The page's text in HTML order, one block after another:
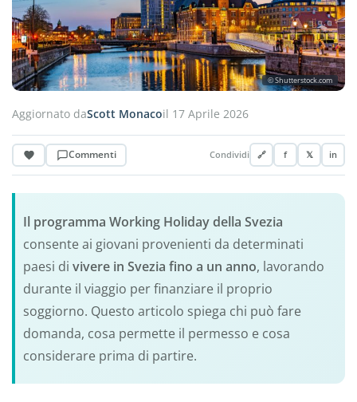
© Shutterstock.com
Aggiornato daScott Monacoil 17 Aprile 2026
Commenti Condividi 🔗 f 𝕏 in
Il programma Working Holiday della Svezia
consente ai giovani provenienti da determinati
paesi di vivere in Svezia fino a un anno, lavorando
durante il viaggio per finanziare il proprio
soggiorno. Questo articolo spiega chi può fare
domanda, cosa permette il permesso e cosa
considerare prima di partire.